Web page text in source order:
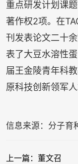
重点研发计划课
著作权2项。在
刊发表论文二十
表了大豆水溶性
届王金陵青年科
原科技创新领军人
信息来源：分子育
上一篇：董文召